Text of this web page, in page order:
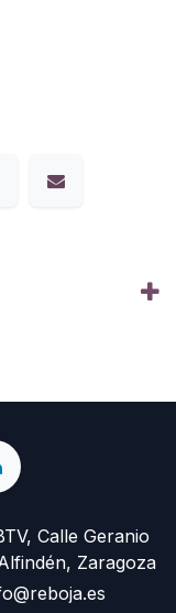
Calle Geranio
Zaragoza